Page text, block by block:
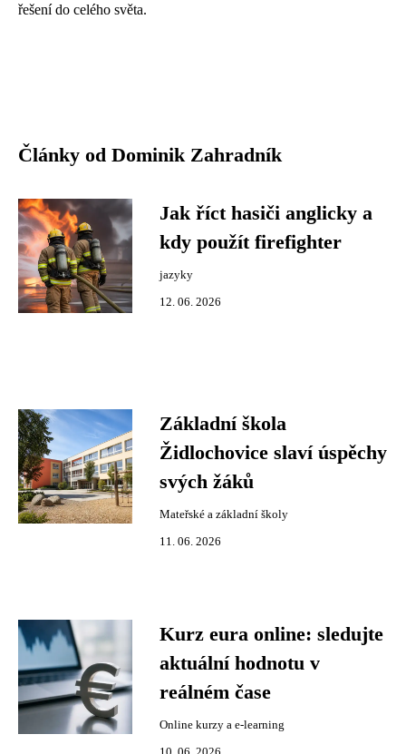
řešení do celého světa.
Články od Dominik Zahradník
Jak říct hasiči anglicky a
kdy použít firefighter
jazyky
12. 06. 2026
Základní škola
Židlochovice slaví úspěchy
svých žáků
Mateřské a základní školy
11. 06. 2026
Kurz eura online: sledujte
aktuální hodnotu v
reálném čase
Online kurzy a e-learning